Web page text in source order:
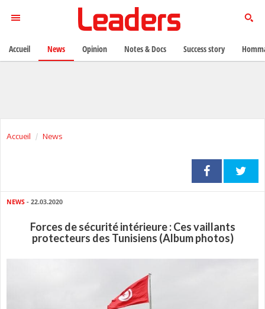
Accueil News
NEWS - 22.03.2020
Forces de sécurité intérieure : Ces vaillants
protecteurs des Tunisiens (Album photos)
Accueil News Opinion Notes & Docs Success story